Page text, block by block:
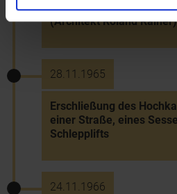
Eröffnung der Stadthalle
(Architekt Roland Rainer)
28.11.1965
Erschließung des
einer Straße, eines
Schlepplifts
24.11.1966